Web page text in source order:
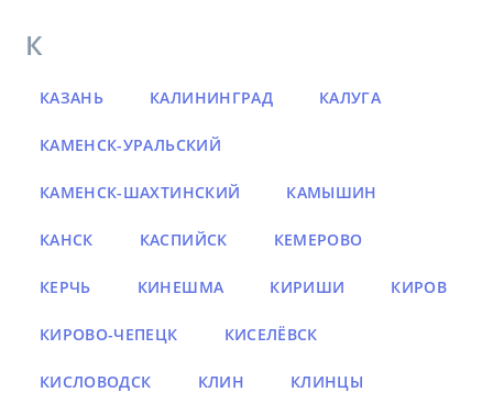
К
КАЗАНЬ КАЛИНИНГРАД КАЛУГА
КАМЕНСК-УРАЛЬСКИЙ
КАМЕНСК-ШАХТИНСКИЙ КАМЫШИН
КАНСК КАСПИЙСК КЕМЕРОВО
КЕРЧЬ КИНЕШМА КИРИШИ КИРОВ
КИРОВО-ЧЕПЕЦК КИСЕЛЁВСК
КИСЛОВОДСК КЛИН КЛИНЦЫ